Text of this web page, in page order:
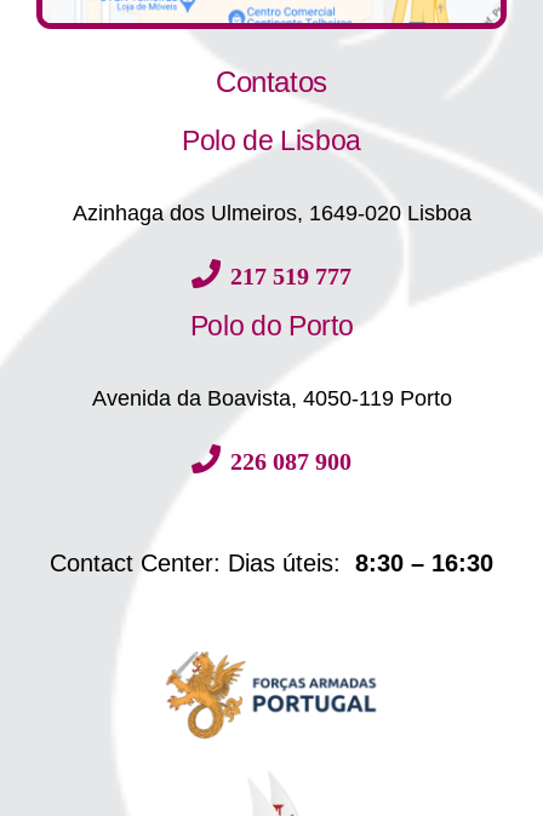
Contatos
Polo de Lisboa
Azinhaga dos Ulmeiros, 1649-020 Lisboa
217 519 777
Polo do Porto
Avenida da Boavista, 4050-119 Porto
226 087 900
Contact Center: Dias úteis: 8:30 – 16:30